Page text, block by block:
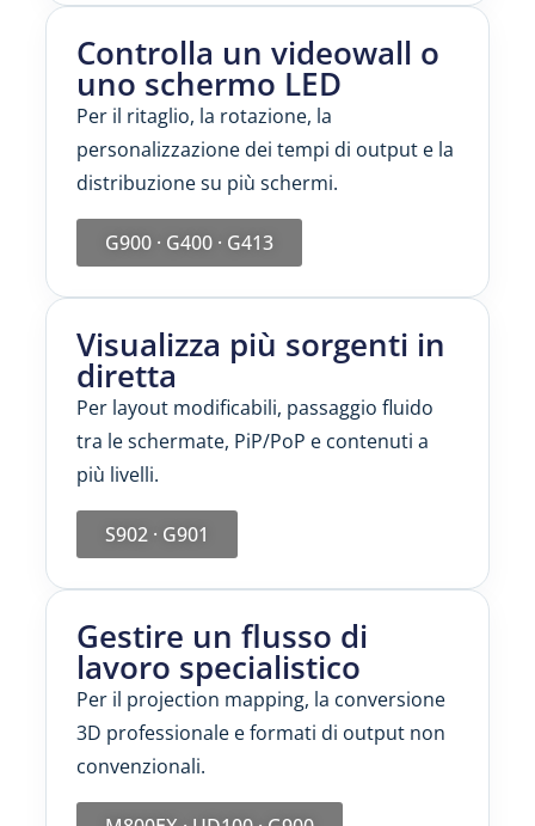
Controlla un videowall o
uno schermo LED
Per il ritaglio, la rotazione, la
personalizzazione dei tempi di output e la
distribuzione su più schermi.
G900 · G400 · G413
Visualizza più sorgenti in
diretta
Per layout modificabili, passaggio fluido
tra le schermate, PiP/PoP e contenuti a
più livelli.
S902 · G901
Gestire un flusso di
lavoro specialistico
Per il projection mapping, la conversione
3D professionale e formati di output non
convenzionali.